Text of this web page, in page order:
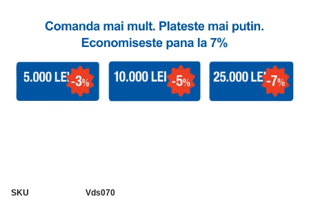
SKU
Vds070